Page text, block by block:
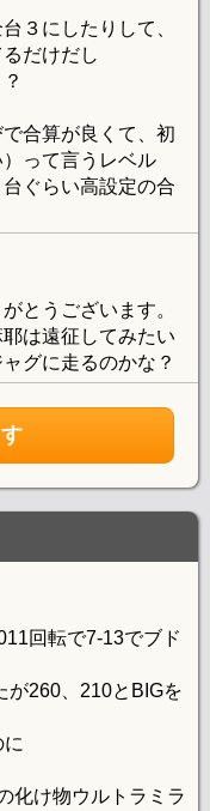
３にしたりして、
だけだし
合算が良くて、初
って言うレベル
ぐらい高設定の合
とうございます。
は遠征してみたい
グに走るのかな？
回転で7-13でブド
が260、210とBIGを
化け物ウルトラミラ